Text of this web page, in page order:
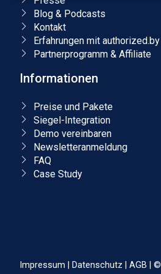
Blog & Podcasts
Kontakt
Erfahrungen mit authorized.by
Partnerprogramm & Affiliate
Informationen
Preise und Pakete
Siegel-Integration
Demo vereinbaren
Newsletteranmeldung
FAQ
Case Study
Impressum Datenschutz AGB
©